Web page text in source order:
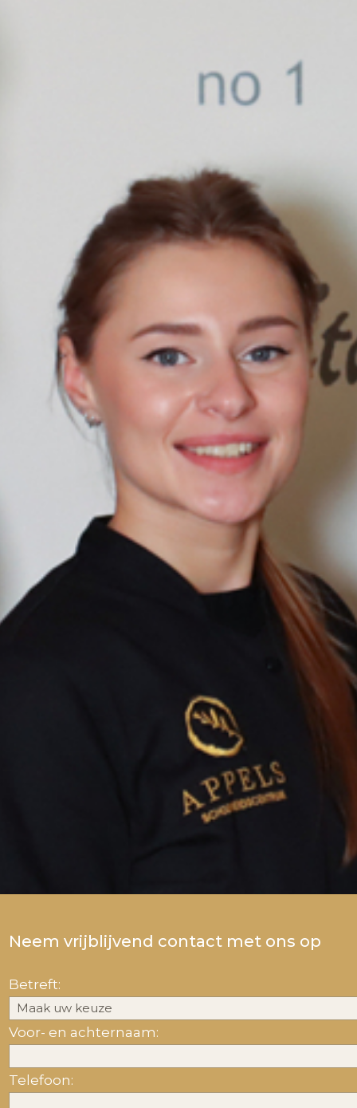
Neem vrijblijvend contact met ons op
Betreft:
Voor- en achternaam:
Telefoon: